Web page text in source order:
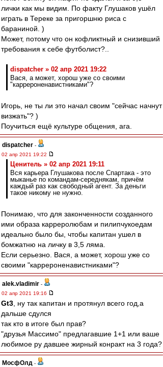
лички как мы видим. По факту Глушаков ушёл
играть в Тереке за пригоршню риса с
бараниной. )
Может, потому что он кофликтный и снизивший
требования к себе футболист?..
dispatcher » 02 апр 2021 19:22
Вася, а может, хорош уже со своими
"каррероненавистниками"?
Игорь, не ты ли это начал своим "сейчас начнут
визжать"? )
Поучиться ещё культуре общения, ага.
dispatcher -
02 апр 2021 19:22
Ценитель » 02 апр 2021 19:11
Вся карьера Глушакова после Спартака - это
мыканье по командам-середнякам, причём
каждый раз как свободный агент. За деньги
такое никому не нужно.
Понимаю, что для законченности созданного
ими образа карреролюбам и пилипчукоедам
идеально было бы, чтобы капитан ушел в
бомжатню на личку в 3,5 ляма.
Если серьезно. Вася, а может, хорош уже со
своими "каррероненавистниками"?
alek.vladimir -
02 апр 2021 19:16
Gt3 , ну так капитан и протянул всего год,а
дальше сдулся
так кто в итоге был прав?
"друзья Массимо" предлагавшие 1+1 или ваше
любимое ру давшее жирный конракт на 3 года?
МосфОлд -